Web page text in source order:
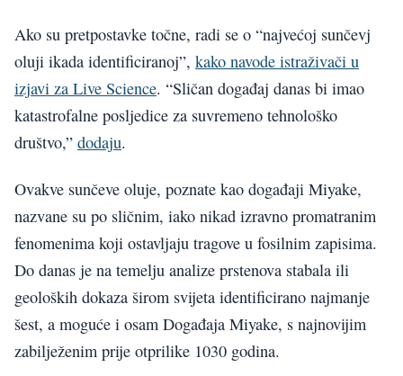
Ako su pretpostavke točne, radi se o “najvećoj sunčevj
oluji ikada identificiranoj”, kako navode istraživači u
izjavi za Live Science. “Sličan događaj danas bi imao
katastrofalne posljedice za suvremeno tehnološko
društvo,” dodaju.
Ovakve sunčeve oluje, poznate kao događaji Miyake,
nazvane su po sličnim, iako nikad izravno promatranim
fenomenima koji ostavljaju tragove u fosilnim zapisima.
Do danas je na temelju analize prstenova stabala ili
geoloških dokaza širom svijeta identificirano najmanje
šest, a moguće i osam Događaja Miyake, s najnovijim
zabilježenim prije otprilike 1030 godina.